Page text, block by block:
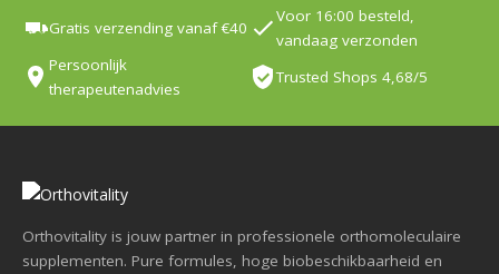
Gratis verzending vanaf €40
Voor 16:00 besteld,
vandaag verzonden
Persoonlijk
therapeutenadvies
Trusted Shops 4,68/5
Orthovitality is jouw partner in professionele orthomoleculaire
supplementen. Pure formules, hoge biobeschikbaarheid en